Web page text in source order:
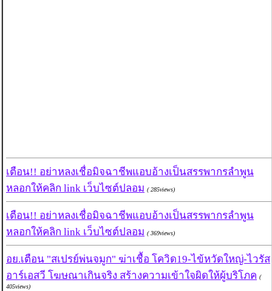
เตือน!! อย่าหลงเชื่อมิจฉาชีพแอบอ้างเป็นสรรพากรลำพูน
หลอกให้คลิก link เว็บไซต์ปลอม ( 285views)
เตือน!! อย่าหลงเชื่อมิจฉาชีพแอบอ้างเป็นสรรพากรลำพูน
หลอกให้คลิก link เว็บไซต์ปลอม ( 369views)
อย.เตือน "สเปรย์พ่นจมูก" ฆ่าเชื้อ โควิด19-ไข้หวัดใหญ่-ไวรัส
อาร์เอสวี โฆษณาเกินจริง สร้างความเข้าใจผิดให้ผู้บริโภค (
405views)